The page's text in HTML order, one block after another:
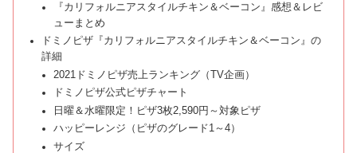
『カリフォルニアスタイルチキン＆ベーコン』感想＆レビ
ューまとめ
ドミノピザ『カリフォルニアスタイルチキン＆ベーコン』の
詳細
2021ドミノピザ売上ランキング（TV企画）
ドミノピザ公式ピザチャート
日曜＆水曜限定！ピザ3枚2,590円～対象ピザ
ハッピーレンジ（ピザのグレード1～4）
サイズ